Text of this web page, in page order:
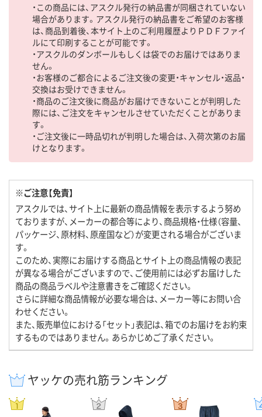
・この商品には、アスクル発行の納品書が同梱されていない
場合があります。アスクル発行の納品書をご希望のお客様
は、商品到着後、本サイト上のご利用履歴よりＰＤＦファイ
ルにて印刷することが可能です。
・アスクルのダンボールもしくは袋でのお届けではありま
せん。
・お客様のご都合によるご注文後の変更・キャンセル・返品・
交換はお受けできません。
・商品のご注文後に商品がお届けできないことが判明した
際には、ご注文をキャンセルさせていただくことがありま
す。
・ご注文後に一時品切れが判明した場合は、入荷次第のお届
けとなります。
※ご注意【免責】
アスクルでは、サイト上に最新の商品情報を表示するよう努め
ておりますが、メーカーの都合等により、商品規格・仕様（容量、
パッケージ、原材料、原産国など）が変更される場合がございま
す。
このため、実際にお届けする商品とサイト上の商品情報の表記
が異なる場合がございますので、ご使用前には必ずお届けした
商品の商品ラベルや注意書きをご確認ください。
さらに詳細な商品情報が必要な場合は、メーカー等にお問い合
わせください。
また、販売単位における「セット」表記は、箱でのお届けをお約束
するものではありません。あらかじめご了承ください。
ヤッケの売れ筋ランキング